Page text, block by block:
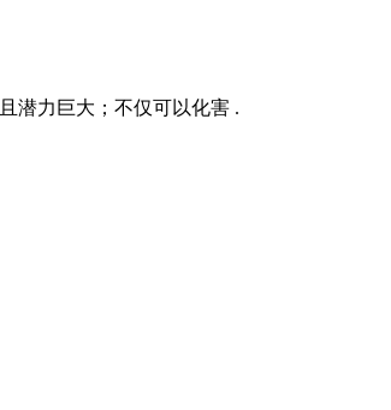
潜力巨大；不仅可以化害 .